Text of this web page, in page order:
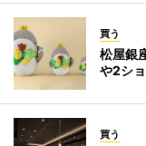
買う
松屋銀
や2シ
買う